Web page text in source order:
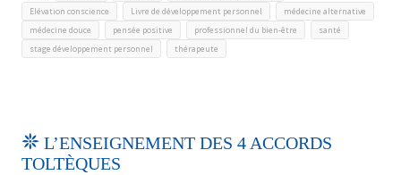
Elévation conscience Livre de développement personnel médecine alternative
médecine douce pensée positive professionnel du bien-être santé
stage développement personnel thérapeute
L’ENSEIGNEMENT DES 4 ACCORDS
TOLTÈQUES